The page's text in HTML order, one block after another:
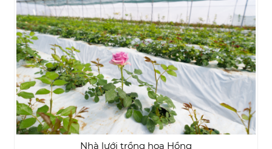
Nhà lưới trồng hoa Hồng